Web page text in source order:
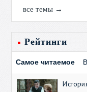
все темы →
Рейтинги
Самое читаемое